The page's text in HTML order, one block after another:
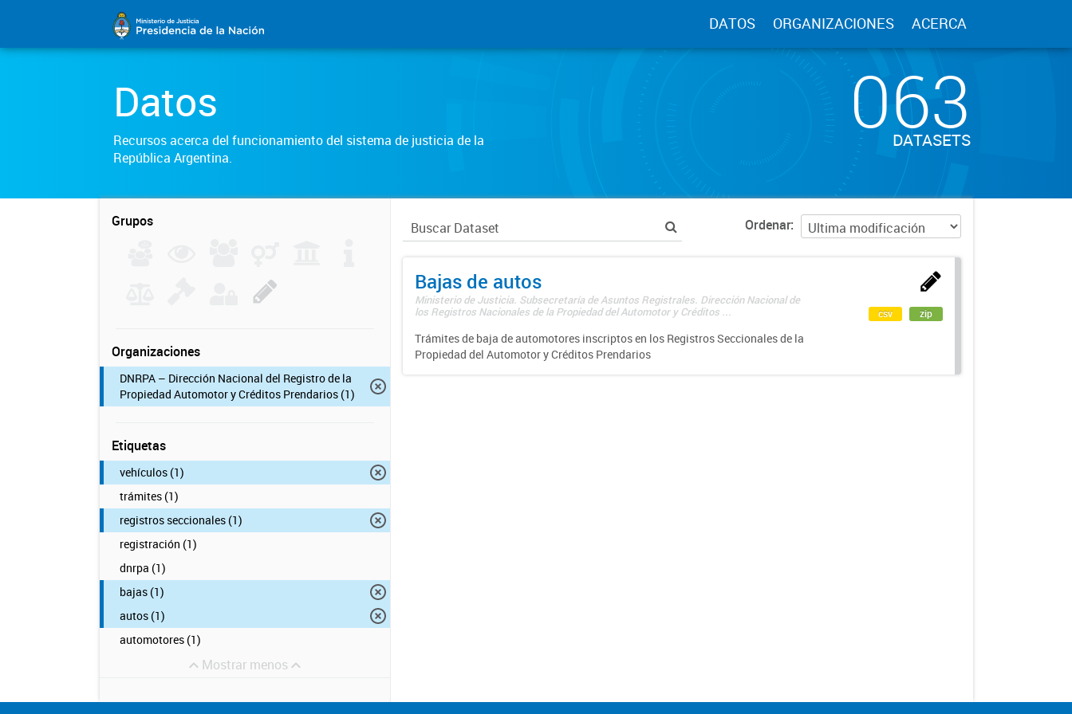
DATOS ORGANIZACIONES ACERCA
Datos
Recursos acerca del funcionamiento del sistema de justicia de la
República Argentina.
063
DATASETS
Grupos
Organizaciones
DNRPA – Dirección Nacional del Registro de la
Propiedad Automotor y Créditos Prendarios (1)
Etiquetas
vehículos (1)
trámites (1)
registros seccionales (1)
registración (1)
dnrpa (1)
bajas (1)
autos (1)
automotores (1)
Mostrar menos
Ordenar
Bajas de autos
Ministerio de Justicia. Subsecretaría de Asuntos Registrales. Dirección Nacional de
los Registros Nacionales de la Propiedad del Automotor y Créditos ...
Trámites de baja de automotores inscriptos en los Registros Seccionales de la
Propiedad del Automotor y Créditos Prendarios
csv zip